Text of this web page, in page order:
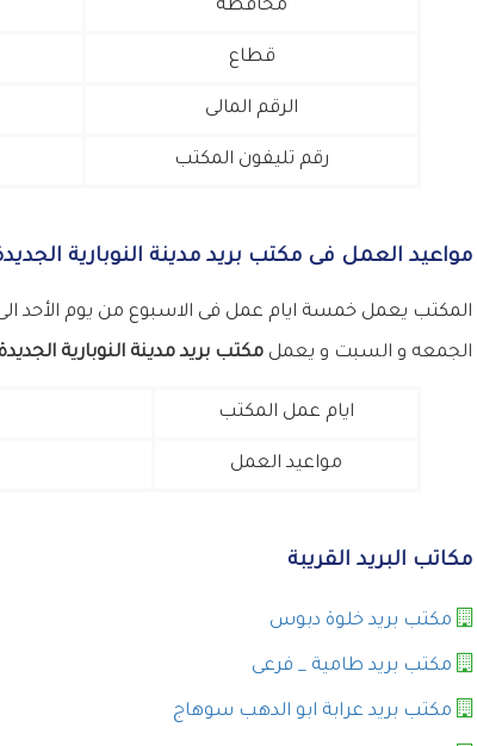
محافظة
قطاع
الرقم المالى
رقم تليفون المكتب
مواعيد العمل فى مكتب بريد مدينة النوبارية
المكتب يعمل خمسة ايام عمل فى الاسبوع من يوم الأحد
الجمعه و السبت و يعمل مكتب بريد مدينة النوبارية الجديدة
ايام عمل المكتب
مواعيد العمل
مكاتب البريد القريبة
مكتب بريد خلوة دبوس
مكتب بريد طامية _ فرعى
مكتب بريد عرابة ابو الدهب سوهاج